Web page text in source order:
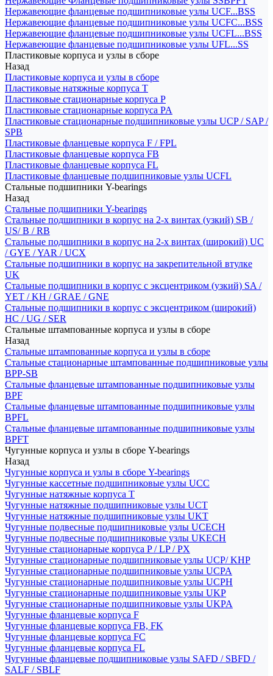
Нержавеющие фланцевые подшипниковые узлы UCF...BSS
Нержавеющие фланцевые подшипниковые узлы UCFC...BSS
Нержавеющие фланцевые подшипниковые узлы UCFL...BSS
Нержавеющие фланцевые подшипниковые узлы UFL...SS
Пластиковые корпуса и узлы в сборе
Назад
Пластиковые корпуса и узлы в сборе
Пластиковые натяжные корпуса T
Пластиковые стационарные корпуса P
Пластиковые стационарные корпуса PA
Пластиковые стационарные подшипниковые узлы UCP / SAP /
SPB
Пластиковые фланцевые корпуса F / FPL
Пластиковые фланцевые корпуса FB
Пластиковые фланцевые корпуса FL
Пластиковые фланцевые подшипниковые узлы UCFL
Стальные подшипники Y-bearings
Назад
Стальные подшипники Y-bearings
Стальные подшипники в корпус на 2-х винтах (узкий) SB /
US/ B / RB
Стальные подшипники в корпус на 2-х винтах (широкий) UC
/ GYE / YAR / UCX
Стальные подшипники в корпус на закрепительной втулке
UK
Стальные подшипники в корпус с эксцентриком (узкий) SA /
YET / KH / GRAE / GNE
Стальные подшипники в корпус с эксцентриком (широкий)
HC / UG / SER
Стальные штампованные корпуса и узлы в сборе
Назад
Стальные штампованные корпуса и узлы в сборе
Стальные стационарные штампованные подшипниковые узлы
BPP-SB
Стальные фланцевые штампованные подшипниковые узлы
BPF
Стальные фланцевые штампованные подшипниковые узлы
BPFL
Стальные фланцевые штампованные подшипниковые узлы
BPFT
Чугунные корпуса и узлы в сборе Y-bearings
Назад
Чугунные корпуса и узлы в сборе Y-bearings
Чугунные кассетные подшипниковые узлы UCC
Чугунные натяжные корпуса T
Чугунные натяжные подшипниковые узлы UCT
Чугунные натяжные подшипниковые узлы UKT
Чугунные подвесные подшипниковые узлы UCECH
Чугунные подвесные подшипниковые узлы UKECH
Чугунные стационарные корпуса P / LP / PX
Чугунные стационарные подшипниковые узлы UCP/ KHP
Чугунные стационарные подшипниковые узлы UCPA
Чугунные стационарные подшипниковые узлы UCPH
Чугунные стационарные подшипниковые узлы UKP
Чугунные стационарные подшипниковые узлы UKPA
Чугунные фланцевые корпуса F
Чугунные фланцевые корпуса FB, FK
Чугунные фланцевые корпуса FC
Чугунные фланцевые корпуса FL
Чугунные фланцевые подшипниковые узлы SAFD / SBFD /
SALF / SBLF